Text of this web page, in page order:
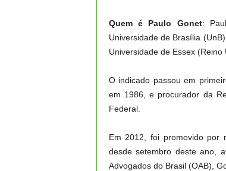
Quem é Paulo Gonet:
Universidade de Brasília
Universidade de Essex (Reino
O indicado passou em
em 1986, e procurador da
Federal.
Em 2012, foi promovido por
desde setembro deste ano,
Advogados do Brasil (OAB),